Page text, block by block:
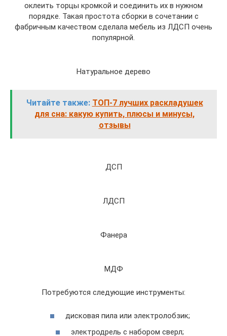
оклеить торцы кромкой и соединить их в нужном
порядке. Такая простота сборки в сочетании с
фабричным качеством сделала мебель из ЛДСП очень
популярной.
Натуральное дерево
Читайте также: ТОП-7 лучших раскладушек
для сна: какую купить, плюсы и минусы,
отзывы
ДСП
ЛДСП
Фанера
МДФ
Потребуются следующие инструменты:
дисковая пила или электролобзик;
электродрель с набором сверл;